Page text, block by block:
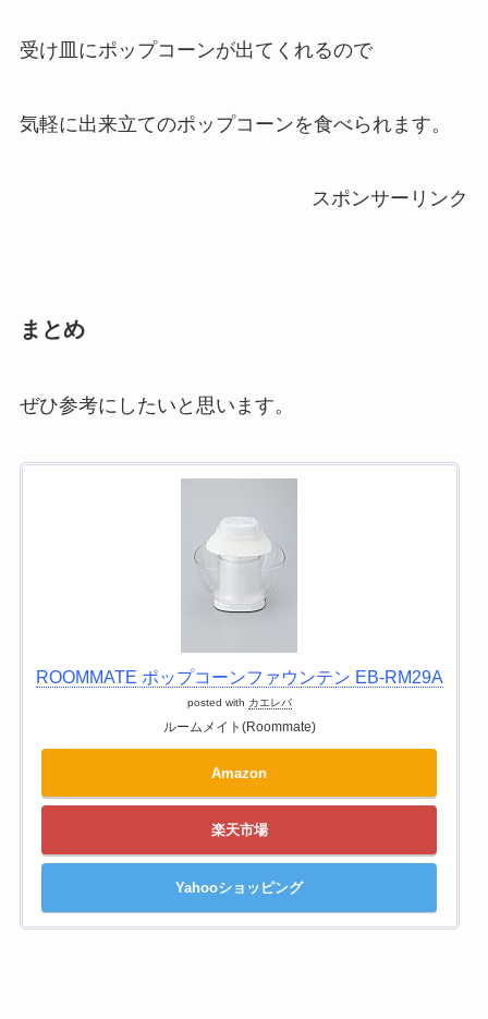
受け皿にポップコーンが出てくれるので
気軽に出来立てのポップコーンを食べられます。
スポンサーリンク
まとめ
ぜひ参考にしたいと思います。
ROOMMATE ポップコーンファウンテン EB-RM29A
posted with カエレバ
ルームメイト(Roommate)
Amazon
楽天市場
Yahooショッピング